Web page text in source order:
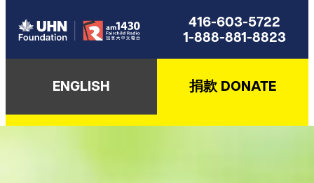
416-603-5722
1-888-881-8823
ENGLISH 捐款 DONATE